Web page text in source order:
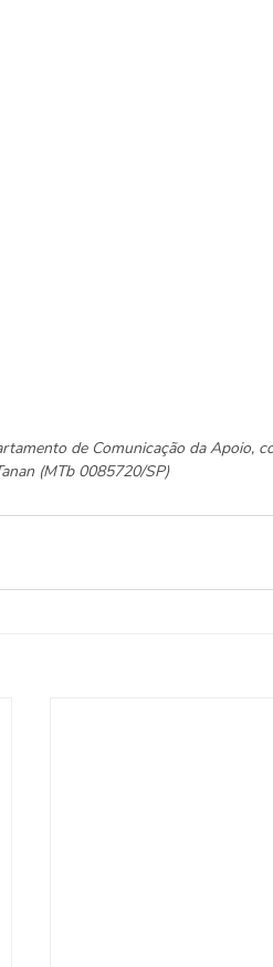
de Comunicação da Apoio,
(MTb 0085720/SP)